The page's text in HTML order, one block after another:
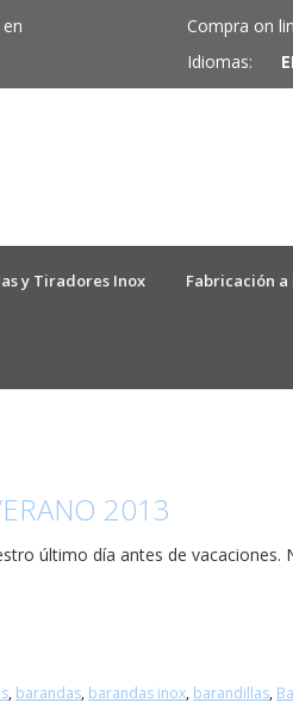
Compra on
Idiomas:
y Tiradores Inox Fabricación
2013
último día antes de
, barandas, barandas inox, barandillas,